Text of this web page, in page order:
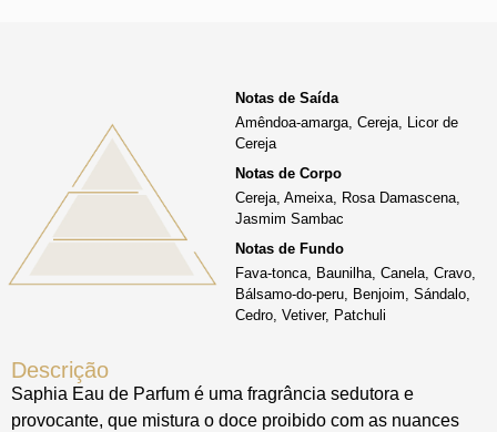
Descrição
Saphia Eau de Parfum é uma fragrância sedutora e
provocante, que mistura o doce proibido com as nuances
Notas de Saída
Amêndoa-amarga, Cereja, Licor de
Cereja
Notas de Corpo
Cereja, Ameixa, Rosa Damascena,
Jasmim Sambac
Notas de Fundo
Fava-tonca, Baunilha, Canela, Cravo,
Bálsamo-do-peru, Benjoim, Sándalo,
Cedro, Vetiver, Patchuli